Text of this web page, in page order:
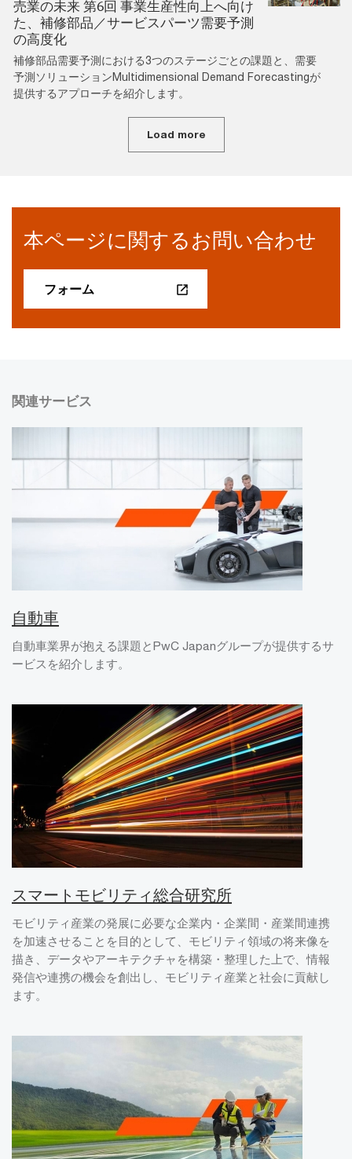
売業の未来 第6回 事業生産性向上へ向け
た、補修部品／サービスパーツ需要予測
の高度化
補修部品需要予測における3つのステージごとの課題と、需要
予測ソリューションMultidimensional Demand Forecastingが
提供するアプローチを紹介します。
Load more
本ページに関するお問い合わせ
フォーム
関連サービス
自動車
自動車業界が抱える課題とPwC Japanグループが提供するサ
ービスを紹介します。
スマートモビリティ総合研究所
モビリティ産業の発展に必要な企業内・企業間・産業間連携
を加速させることを目的として、モビリティ領域の将来像を
描き、データやアーキテクチャを構築・整理した上で、情報
発信や連携の機会を創出し、モビリティ産業と社会に貢献し
ます。